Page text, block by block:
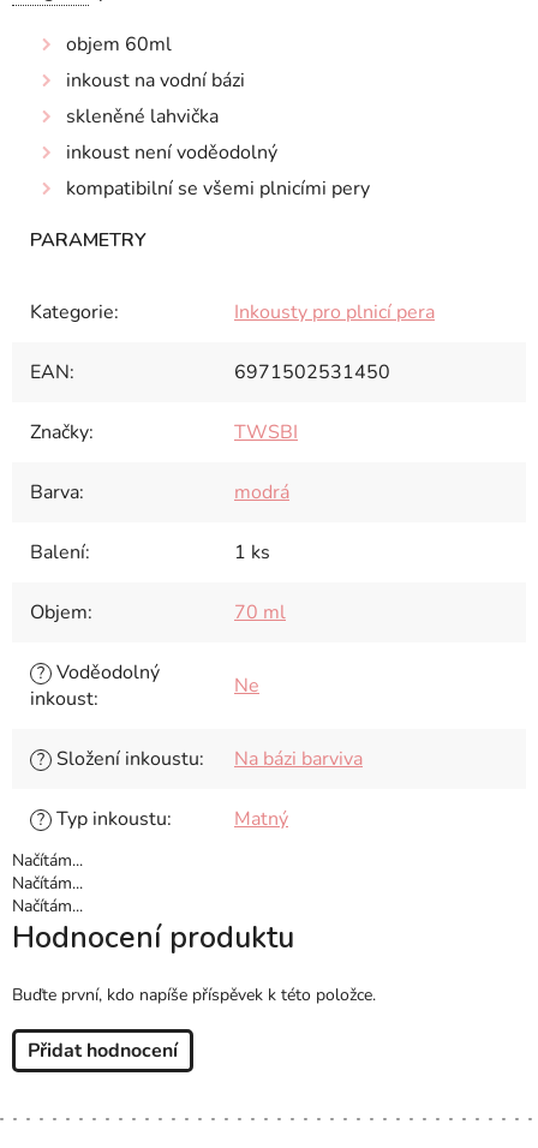
objem 60ml
inkoust na vodní bázi
skleněné lahvička
inkoust není voděodolný
kompatibilní se všemi plnicími pery
Kategorie: Inkousty pro plnicí pera
EAN: 6971502531450
Značky: TWSBI
Barva: modrá
Balení: 1 ks
Objem: 70 ml
? Voděodolný
inkoust: Ne
? Složení inkoustu: Na bázi barviva
? Typ inkoustu: Matný
Načítám...
Načítám...
Načítám...
Hodnocení produktu
Buďte první, kdo napíše příspěvek k této položce.
Přidat hodnocení